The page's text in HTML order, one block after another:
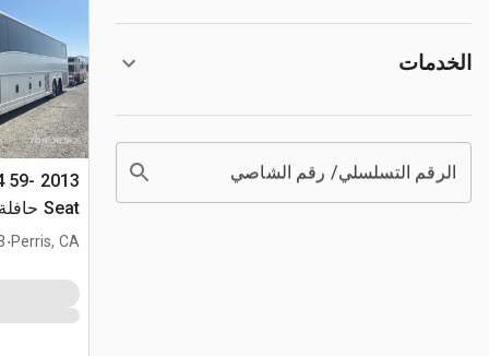
الخدمات
الرقم التسلسلي/ رقم الشاصي
59-
Seat حافلة سياحية
Perris, CA
.